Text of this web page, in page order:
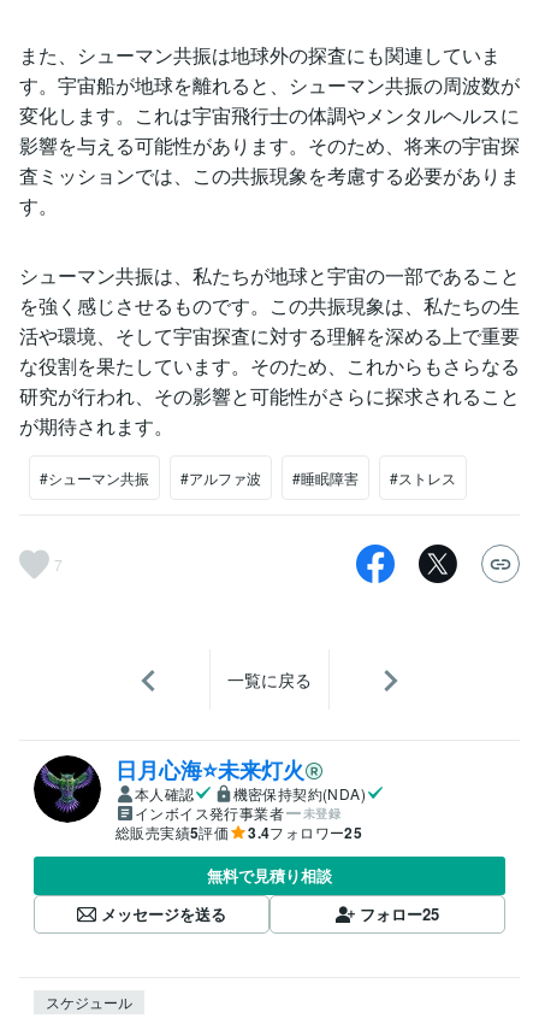
また、シューマン共振は地球外の探査にも関連していま
す。宇宙船が地球を離れると、シューマン共振の周波数が
変化します。これは宇宙飛行士の体調やメンタルヘルスに
影響を与える可能性があります。そのため、将来の宇宙探
査ミッションでは、この共振現象を考慮する必要がありま
す。
シューマン共振は、私たちが地球と宇宙の一部であること
を強く感じさせるものです。この共振現象は、私たちの生
活や環境、そして宇宙探査に対する理解を深める上で重要
な役割を果たしています。そのため、これからもさらなる
研究が行われ、その影響と可能性がさらに探求されること
が期待されます。
#シューマン共振 #アルファ波 #睡眠障害 #ストレス
7
一覧に戻る
日月心海⭐未来灯火
本人確認
機密保持契約(NDA)
インボイス発行事業者
未登録
総販売実績5評価 3.4フォロワー25
無料で見積り相談
メッセージを送る
フォロー25
スケジュール